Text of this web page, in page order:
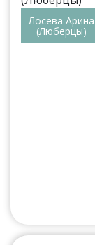
Лосева Арина
(Люберцы)